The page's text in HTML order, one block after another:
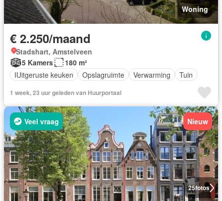
Woning
€ 2.250/maand
Stadshart, Amstelveen
5 Kamers
180 m²
IUitgeruste keuken
Opslagruimte Verwarming Tuin
1 week, 23 uur geleden van Huurportaal
25fotos
Veel vraag Nieuw